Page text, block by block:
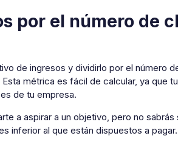
por el número de
de ingresos y dividirlo por el número
métrica es fácil de calcular, ya que
de tu empresa.
a aspirar a un objetivo, pero no
inferior al que están dispuestos a pagar.